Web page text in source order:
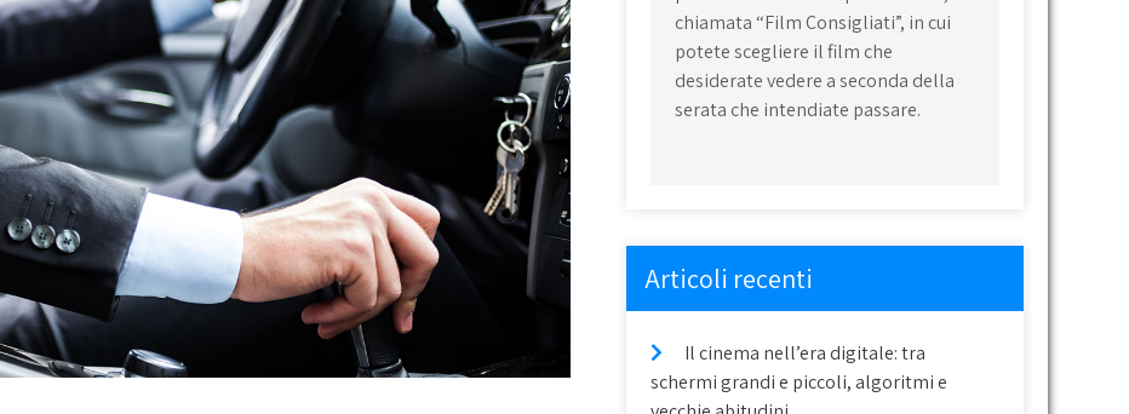
chiamata “Film Consigliati”, in cui
potete scegliere il film che
desiderate vedere a seconda della
serata che intendiate passare.
Articoli recenti
Il cinema nell’era digitale: tra
schermi grandi e piccoli, algoritmi e